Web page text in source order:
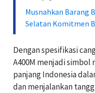
Musnahkan Barang
Selatan Komitmen
Dengan spesifikasi
A400M menjadi simbol
panjang Indonesia
dan menjalankan